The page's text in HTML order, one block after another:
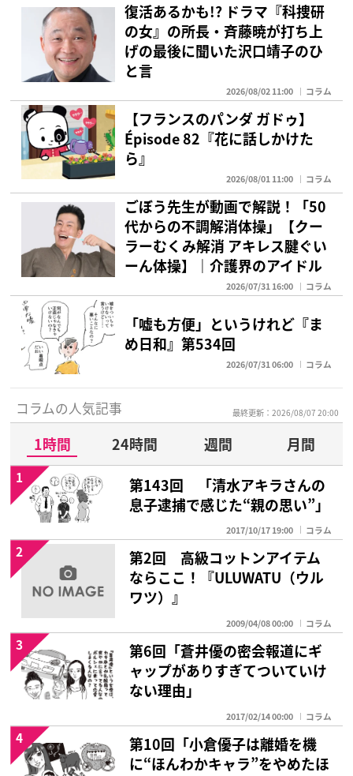
復活あるかも!? ドラマ『科捜研
の女』の所長・斉藤暁が打ち上
げの最後に聞いた沢口靖子のひ
と言
2026/08/02 11:00 コラム
【フランスのパンダ ガドゥ】
Épisode 82『花に話しかけた
ら』
2026/08/01 11:00 コラム
ごぼう先生が動画で解説！「50
代からの不調解消体操」【クー
ラーむくみ解消 アキレス腱ぐい
ーん体操】｜介護界のアイドル
2026/07/31 16:00 コラム
「嘘も方便」というけれど『ま
め日和』第534回
2026/07/31 06:00 コラム
コラムの人気記事 最終更新：2026/08/07 20:00
1時間 24時間 週間
月間
第143回 「清水アキラさんの
息子逮捕で感じた“親の思い”」
2017/10/17 19:00 コラム
1
第2回 高級コットンアイテム
ならここ！『ULUWATU（ウル
ワツ）』
2009/04/08 00:00 コラム
2
第6回「蒼井優の密会報道にギ
ャップがありすぎてついていけ
ない理由」
2017/02/14 00:00 コラム
3
第10回「小倉優子は離婚を機
に“ほんわかキャラ”をやめたほ
4